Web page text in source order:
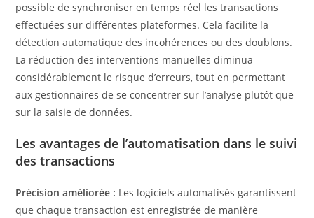
possible de synchroniser en temps réel les transactions
effectuées sur différentes plateformes. Cela facilite la
détection automatique des incohérences ou des doublons.
La réduction des interventions manuelles diminua
considérablement le risque d’erreurs, tout en permettant
aux gestionnaires de se concentrer sur l’analyse plutôt que
sur la saisie de données.
Les avantages de l’automatisation dans le suivi
des transactions
Précision améliorée : Les logiciels automatisés garantissent
que chaque transaction est enregistrée de manière